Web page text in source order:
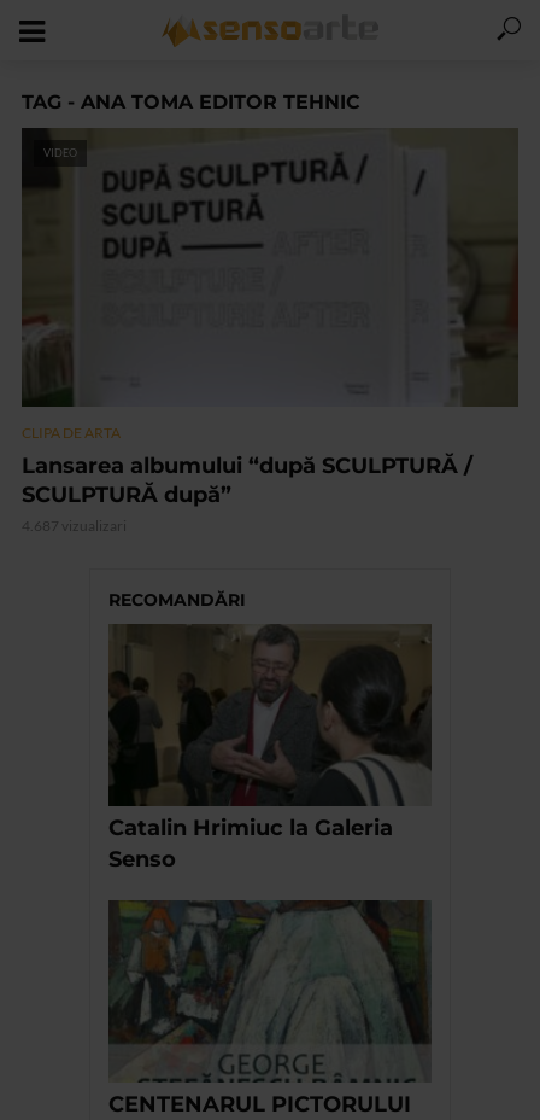
TAG - ANA TOMA EDITOR TEHNIC
VIDEO
CLIPA DE ARTA
Lansarea albumului “după SCULPTURĂ /
SCULPTURĂ după”
4.687 vizualizari
RECOMANDĂRI
Catalin Hrimiuc la Galeria
Senso
CENTENARUL PICTORULUI